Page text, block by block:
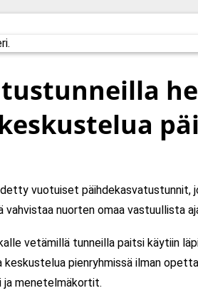
vuotuiset
vahvistaa nuorten omaa vastuullista
vetämillä tunneilla paitsi käytiin
pienryhmissä ilman
ja menetelmäkortit.